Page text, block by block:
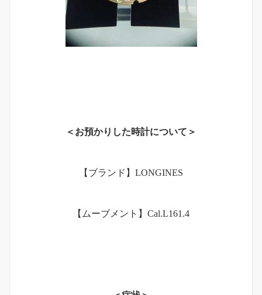
＜お預かりした時計について＞
【ブランド】LONGINES
【ムーブメント】Cal.L161.4